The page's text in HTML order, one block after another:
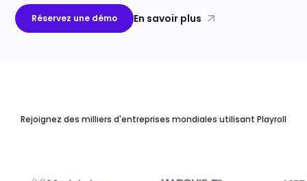
Réservez une démo En savoir plus
Rejoignez des milliers d'entreprises mondiales utilisant Playroll